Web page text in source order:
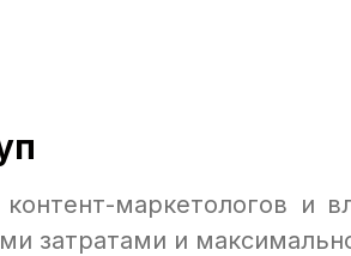
маркетологов и
затратами и